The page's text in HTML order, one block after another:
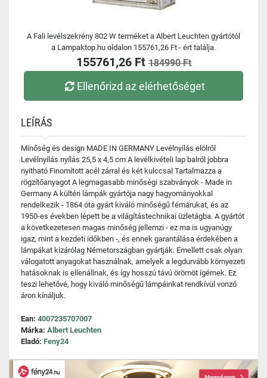
A Fali levélszekrény 802 W terméket a Albert Leuchten gyártótól
a Lampaktop.hu oldalon 155761,26 Ft - ért találja.
155761,26 Ft184990 Ft
Ellenőrizd az elérhetőséget
LEÍRÁS
Minőség és design MADE IN GERMANY Levélnyílás elölről
Levélnyílás nyílás 25,5 x 4,5 cm A levélkivételi lap balról jobbra
nyitható Finomított acél zárral és két kulccsal Tartalmazza a
rögzítőanyagot A legmagasabb minőségi szabványok - Made in
Germany A kültéri lámpák gyártója nagy hagyományokkal
rendelkezik - 1864 óta gyárt kiváló minőségű fémárukat, és az
1950-es években lépett be a világítástechnikai üzletágba. A gyártót
a következetesen magas minőség jellemzi - ez ma is ugyanúgy
igaz, mint a kezdeti időkben -, és ennek garantálása érdekében a
lámpákat kizárólag Németországban gyártják. Emellett csak olyan
válogatott anyagokat használnak, amelyek a legdurvább környezeti
hatásoknak is ellenállnak, és így hosszú távú örömöt ígérnek. Ez
teszi lehetővé, hogy kiváló minőségű lámpáinkat rendkívül vonzó
áron kínáljuk.
Ean: 4007235707007
Márka: Albert Leuchten
Eladó: Feny24